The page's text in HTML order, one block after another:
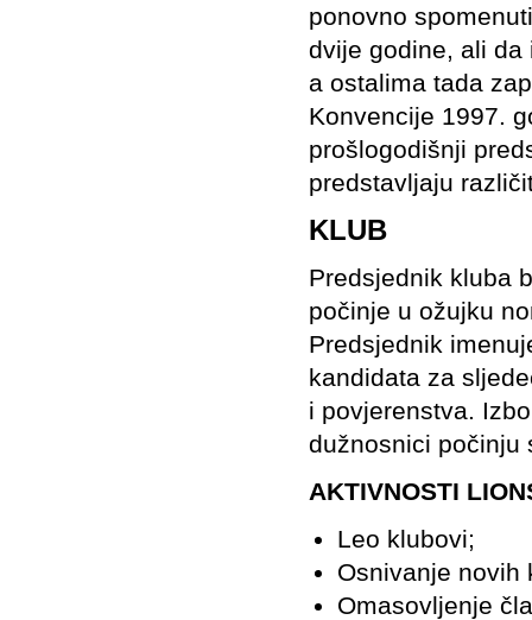
ponovno
dvije godine, ali da
a ostalima tada
Konvencije 1997.
prošlogodišnji
predstavljaju
KLUB
Predsjednik kluba
počinje u ožujku
Predsjednik
kandidata za
i povjerenstva.
dužnosnici počinju
AKTIVNOSTI
Leo klubovi;
Osnivanje novih
Omasovljenje